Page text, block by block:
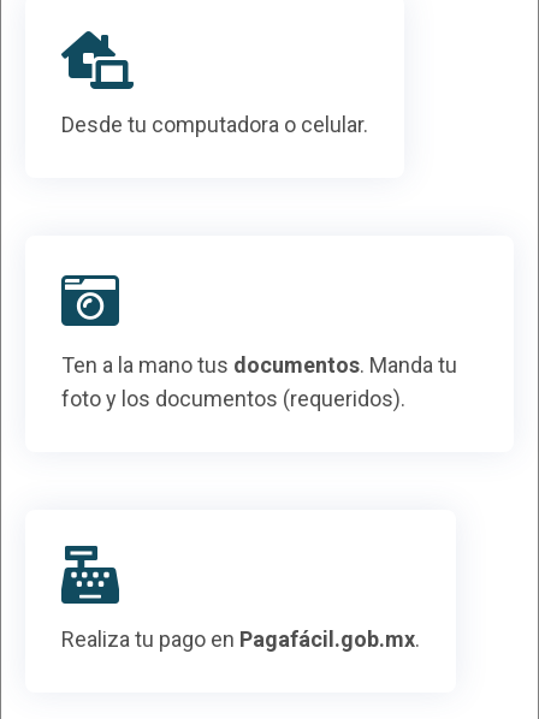
Desde tu computadora o celular.
Ten a la mano tus documentos. Manda tu
foto y los documentos (requeridos).
Realiza tu pago en Pagafácil.gob.mx.